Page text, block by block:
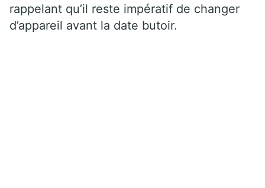
rappelant qu’il reste impératif de changer
d’appareil avant la date butoir.